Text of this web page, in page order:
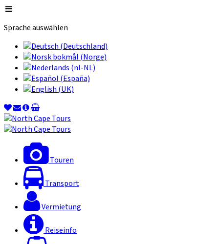
Sprache auswählen
Touren
Transport
Vermietung
Reiseinfo